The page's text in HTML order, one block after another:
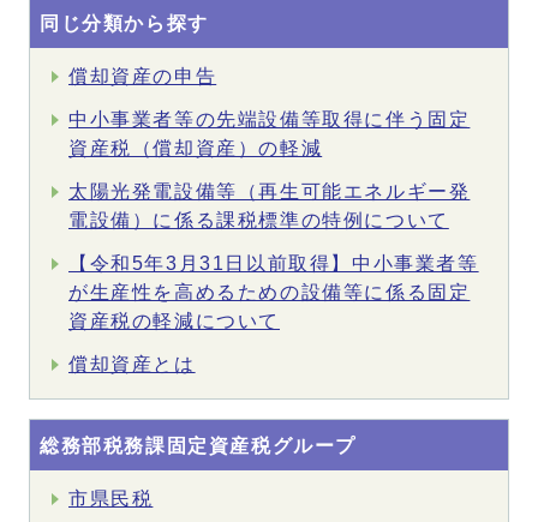
同じ分類から探す
償却資産の申告
中小事業者等の先端設備等取得に伴う固定
資産税（償却資産）の軽減
太陽光発電設備等（再生可能エネルギー発
電設備）に係る課税標準の特例について
【令和5年3月31日以前取得】中小事業者等
が生産性を高めるための設備等に係る固定
資産税の軽減について
償却資産とは
総務部税務課固定資産税グループ
市県民税